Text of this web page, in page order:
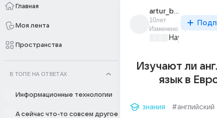
Главная
Моя лента
Пространства
В ТОПЕ НА ОТВЕТАХ
Информационные технологии
А сейчас что-то совсем другое
artur_bugaenko_4
10лет
Изменено
Наука
Изучают ли
язык в
знания #английский